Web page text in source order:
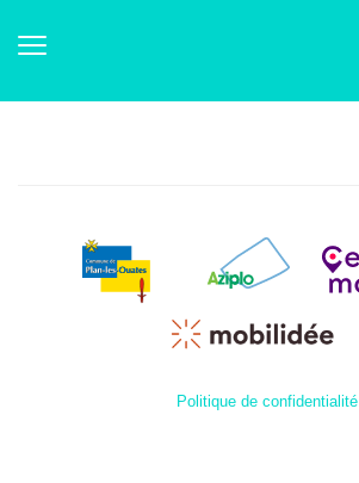
Politique de confidentialité